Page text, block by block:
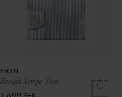
Bengal Stripe Slim
ETON